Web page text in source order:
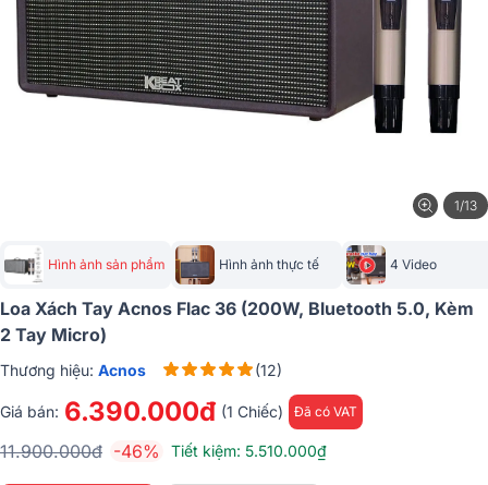
1/13
Hình ảnh sản phẩm Hình ảnh thực tế 4 Video
Loa Xách Tay Acnos Flac 36 (200W, Bluetooth 5.0, Kèm
2 Tay Micro)
Thương hiệu: Acnos (12)
Giá bán: 6.390.000đ (1 Chiếc) Đã có VAT
11.900.000đ -46% Tiết kiệm: 5.510.000₫